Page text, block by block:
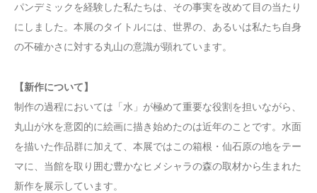
パンデミックを経験した私たちは、その事実を改めて目の当たり
にしました。本展のタイトルには、世界の、あるいは私たち自身
の不確かさに対する丸山の意識が顕れています。
【新作について】
制作の過程においては「水」が極めて重要な役割を担いながら、
丸山が水を意図的に絵画に描き始めたのは近年のことです。水面
を描いた作品群に加えて、本展ではこの箱根・仙石原の地をテー
マに、当館を取り囲む豊かなヒメシャラの森の取材から生まれた
新作を展示しています。